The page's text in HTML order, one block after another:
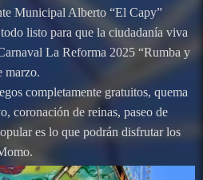
Municipal Alberto “El Capy”
listo para que la ciudadanía viva
La Reforma 2025 “Rumba y
marzo.
completamente gratuitos, quema
coronación de reinas, paseo de
es lo que podrán disfrutar los